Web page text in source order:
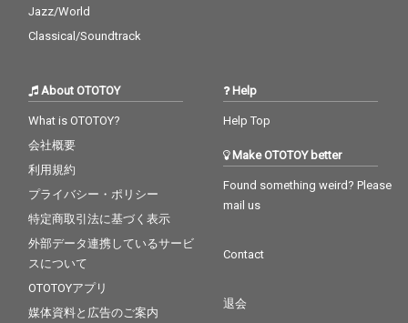
Jazz/World
Classical/Soundtrack
About OTOTOY
What is OTOTOY?
会社概要
利用規約
プライバシー・ポリシー
特定商取引法に基づく表示
外部データ連携しているサービ
スについて
OTOTOYアプリ
媒体資料と広告のご案内
Help
Help Top
Make OTOTOY better
Found something weird? Please
mail us
Contact
退会